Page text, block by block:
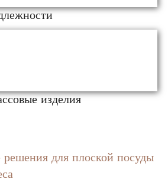
изделия
для плоской посуды